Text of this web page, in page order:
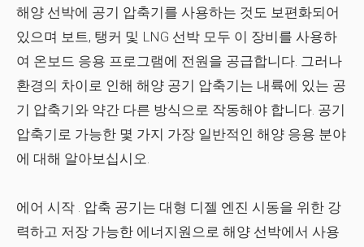
해양 선박에 공기 압축기를 사용하는 것도 보편화되어
있으며 보트, 탱커 및 LNG 선박 모두 이 장비를 사용하
여 온보드 응용 프로그램에 전원을 공급합니다. 그러나
환경의 차이로 인해 해양 공기 압축기는 내륙에 있는 공
기 압축기와 약간 다른 방식으로 작동해야 합니다. 공기
압축기로 가능한 몇 가지 가장 일반적인 해양 응용 분야
에 대해 알아보십시오.
에어 시작 . 압축 공기는 대형 디젤 엔진 시동을 위한 강
력하고 저장 가능한 에너지원으로 해양 선박에서 사용